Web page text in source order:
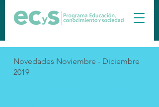
Novedades Noviembre - Diciembre
2019